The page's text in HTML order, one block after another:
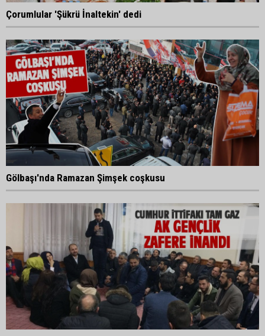
Çorumlular 'Şükrü İnaltekin' dedi
Gölbaşı'nda Ramazan Şimşek coşkusu